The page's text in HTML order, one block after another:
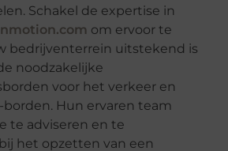
Schakel de expertise in
om ervoor te
bedrijventerrein uitstekend is
noodzakelijke
voor het verkeer en
Hun ervaren team
te adviseren en te
het opzetten van een